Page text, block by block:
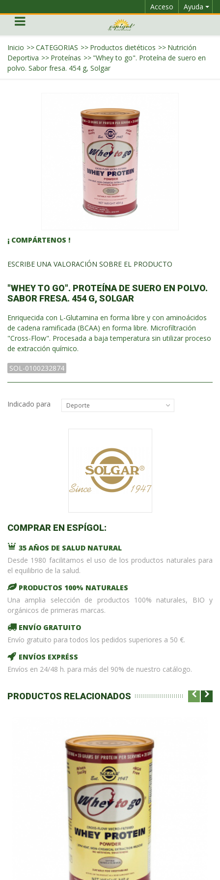
Ayuda
Acceso
Inicio >>CATEGORIAS >> Productos dietéticos >> Nutrición
Deportiva >> Proteínas >> "Whey to go". Proteína de suero en
polvo. Sabor fresa. 454 g, Solgar
¡ COMPÁRTENOS !
ESCRIBE UNA VALORACIÓN SOBRE EL PRODUCTO
"WHEY TO GO". PROTEÍNA DE SUERO EN POLVO.
SABOR FRESA. 454 G, SOLGAR
Enriquecida con L-Glutamina en forma libre y con aminoácidos
de cadena ramificada (BCAA) en forma libre. Microfiltración
"Cross-Flow". Procesada a baja temperatura sin utilizar proceso
de extracción químico.
SOL-0100232874
Indicado para Deporte
COMPRAR EN ESPÍGOL:
35 AÑOS DE SALUD NATURAL
Desde 1980 facilitamos el uso de los productos naturales para
el equilibrio de la salud.
PRODUCTOS 100% NATURALES
Una amplia selección de productos 100% naturales, BIO y
orgánicos de primeras marcas.
ENVÍO GRATUITO
Envío gratuito para todos los pedidos superiores a 50 €.
ENVÍOS EXPRÉSS
Envíos en 24/48 h. para más del 90% de nuestro catálogo.
PRODUCTOS RELACIONADOS